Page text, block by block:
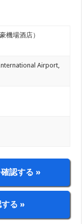
機場酒店）
Airport,
認する »
る »